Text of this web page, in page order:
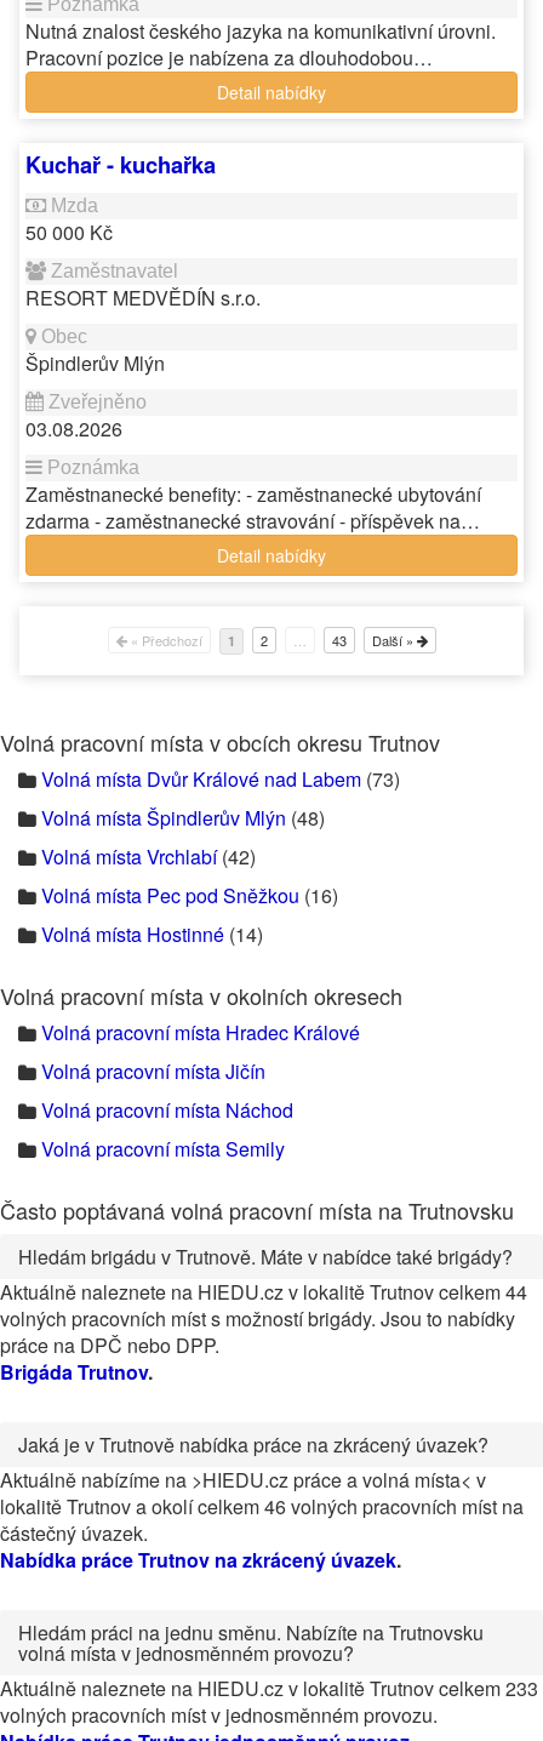
Nutná znalost českého jazyka na komunikativní úrovni.
Pracovní pozice je nabízena za dlouhodobou…
Detail nabídky
Kuchař - kuchařka
50 000 Kč
RESORT MEDVĚDÍN s.r.o.
Špindlerův Mlýn
03.08.2026
Zaměstnanecké benefity: - zaměstnanecké ubytování
zdarma - zaměstnanecké stravování - příspěvek na…
Detail nabídky
« Předchozí 1 2 43 Další »
Volná pracovní místa v obcích okresu Trutnov
Volná místa Dvůr Králové nad Labem (73)
Volná místa Špindlerův Mlýn (48)
Volná místa Vrchlabí(42)
Volná místa Pec pod Sněžkou (16)
Volná místa Hostinné (14)
Volná pracovní místa v okolních okresech
Volná pracovní místa Hradec Králové
Volná pracovní místa Jičín
Volná pracovní místa Náchod
Volná pracovní místa Semily
Často poptávaná volná pracovní místa na Trutnovsku
Hledám brigádu v Trutnově. Máte v nabídce také brigády?
Aktuálně naleznete na HIEDU.cz v lokalitě Trutnov celkem 44
volných pracovních míst s možností brigády. Jsou to nabídky
práce na DPČ nebo DPP.
Brigáda Trutnov.
Jaká je v Trutnově nabídka práce na zkrácený úvazek?
Aktuálně nabízíme na >HIEDU.cz práce a volná místa< v
lokalitě Trutnov a okolí celkem 46 volných pracovních míst na
částečný úvazek.
Nabídka práce Trutnov na zkrácený úvazek.
Hledám práci na jednu směnu. Nabízíte na Trutnovsku
volná místa v jednosměnném provozu?
Aktuálně naleznete na HIEDU.cz v lokalitě Trutnov celkem 233
volných pracovních míst v jednosměnném provozu.